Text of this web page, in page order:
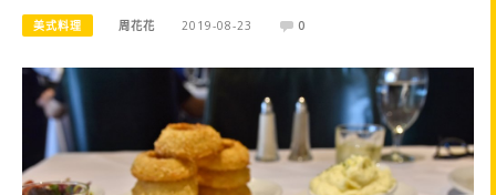
美式料理 周花花 2019-08-23 0